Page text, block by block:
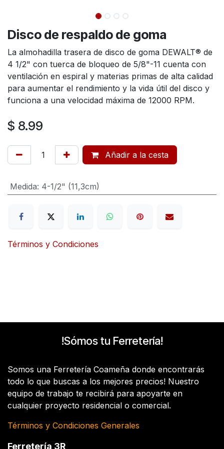
Disco de respaldo de goma
La almohadilla trasera de disco de goma DEWALT® de
4 1/2" con tuerca de bloqueo de 5/8"-11 cuenta con
ventilación en espiral y materias primas de alta calidad
para aumentar el rendimiento y la vida útil del disco y
funciona a una velocidad máxima de 12000 RPM.
$ 8.99
Añadir a la cesta
Medida: 4-1/2" (11,3cm)
Términos y Condiciones
!Sómos tu Ferretería!
Somos una Ferretería Coameña donde encontrarás
todo lo que buscas a los mejores precios! Nuestro
equipo de trabajo te recibirá para apoyarte en
cualquier proyecto residencial o comercial.
Términos y Condiciones Generales
Ferretería 3R